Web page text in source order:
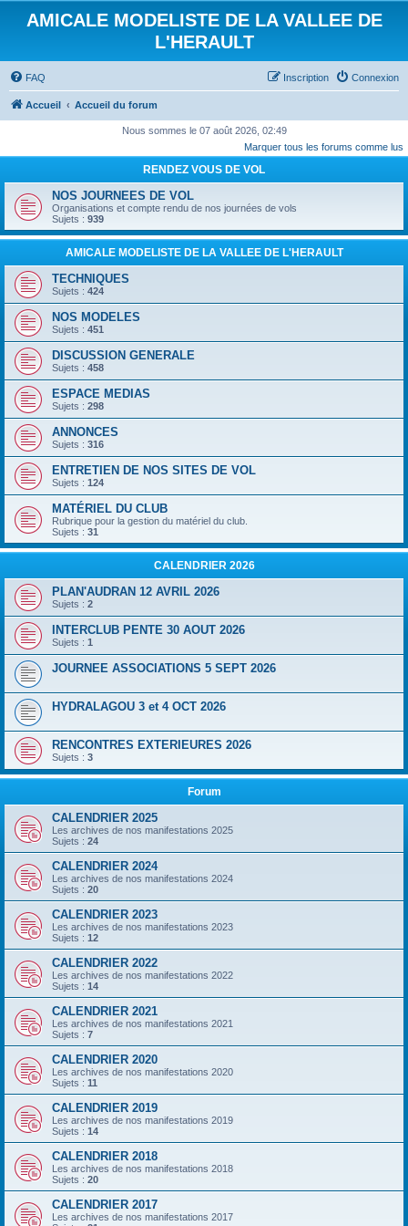
AMICALE MODELISTE DE LA VALLEE DE
L'HERAULT
FAQ Connexion
Inscription
Accueil Accueil du forum
Nous sommes le 07 août 2026, 02:49
Marquer tous les forums comme lus
RENDEZ VOUS DE VOL
NOS JOURNEES DE VOL
Organisations et compte rendu de nos journées de vols
Sujets : 939
AMICALE MODELISTE DE LA VALLEE DE L'HERAULT
TECHNIQUES
Sujets : 424
NOS MODELES
Sujets : 451
DISCUSSION GENERALE
Sujets : 458
ESPACE MEDIAS
Sujets : 298
ANNONCES
Sujets : 316
ENTRETIEN DE NOS SITES DE VOL
Sujets : 124
MATÉRIEL DU CLUB
Rubrique pour la gestion du matériel du club.
Sujets : 31
CALENDRIER 2026
PLAN'AUDRAN 12 AVRIL 2026
Sujets : 2
INTERCLUB PENTE 30 AOUT 2026
Sujets : 1
JOURNEE ASSOCIATIONS 5 SEPT 2026
HYDRALAGOU 3 et 4 OCT 2026
RENCONTRES EXTERIEURES 2026
Sujets : 3
Forum
CALENDRIER 2025
Les archives de nos manifestations 2025
Sujets : 24
CALENDRIER 2024
Les archives de nos manifestations 2024
Sujets : 20
CALENDRIER 2023
Les archives de nos manifestations 2023
Sujets : 12
CALENDRIER 2022
Les archives de nos manifestations 2022
Sujets : 14
CALENDRIER 2021
Les archives de nos manifestations 2021
Sujets : 7
CALENDRIER 2020
Les archives de nos manifestations 2020
Sujets : 11
CALENDRIER 2019
Les archives de nos manifestations 2019
Sujets : 14
CALENDRIER 2018
Les archives de nos manifestations 2018
Sujets : 20
CALENDRIER 2017
Les archives de nos manifestations 2017